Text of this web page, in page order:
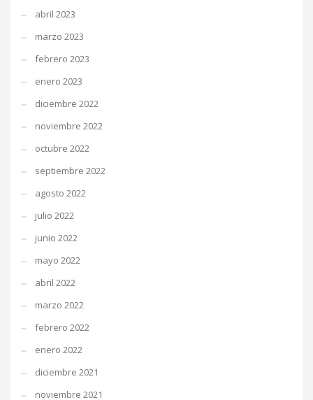
abril 2023
marzo 2023
febrero 2023
enero 2023
diciembre 2022
noviembre 2022
octubre 2022
septiembre 2022
agosto 2022
julio 2022
junio 2022
mayo 2022
abril 2022
marzo 2022
febrero 2022
enero 2022
diciembre 2021
noviembre 2021